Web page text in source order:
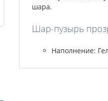
шара.
Шар-пузырь
Наполнение: